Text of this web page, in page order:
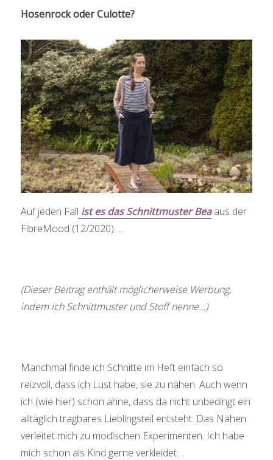
Hosenrock oder Culotte?
Auf jeden Fall ist es das Schnittmuster Beaaus der
FibreMood (12/2020). …
(Dieser Beitrag enthält möglicherweise Werbung,
indem ich Schnittmuster und Stoff nenne…)
Manchmal finde ich Schnitte im Heft einfach so
reizvoll, dass ich Lust habe, sie zu nähen. Auch wenn
ich (wie hier) schon ahne, dass da nicht unbedingt ein
alltäglich tragbares Lieblingsteil entsteht. Das Nähen
verleitet mich zu modischen Experimenten. Ich habe
mich schon als Kind gerne verkleidet…